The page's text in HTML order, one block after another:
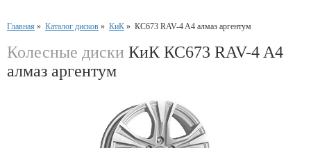
Главная » Каталог дисков » КиК » КС673 RAV-4 A4 алмаз аргентум
Колесные диски КиК КС673 RAV-4 A4
алмаз аргентум